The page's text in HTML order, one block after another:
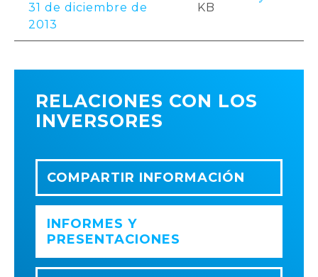
31 de diciembre de
2013
KB
RELACIONES CON LOS
INVERSORES
COMPARTIR INFORMACIÓN
INFORMES Y
PRESENTACIONES